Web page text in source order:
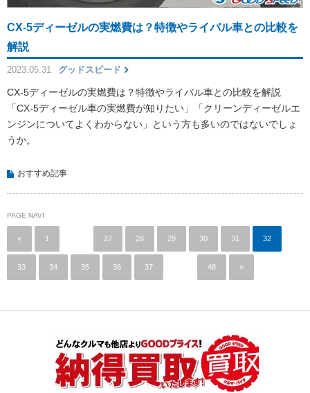
CX-5ディーゼルの実燃費は？特徴やライバル車との比較を
解説
2023.05.31 グッドスピード
CX-5ディーゼルの実燃費は？特徴やライバル車との比較を解説
「CX-5ディーゼル車の実燃費が知りたい」「クリーンディーゼルエ
ンジンについてよくわからない」という方も多いのではないでしょ
うか。
おすすめ記事
PAGE NAVI
« 1 27 28 29 30 31 32
33 34 35 36 37 48 »